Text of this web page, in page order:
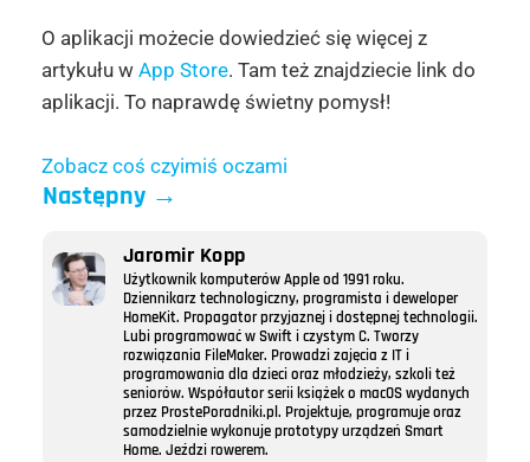
O aplikacji możecie dowiedzieć się więcej z
artykułu w App Store. Tam też znajdziecie link do
aplikacji. To naprawdę świetny pomysł!
Zobacz coś czyimiś oczami
Następny→
Jaromir Kopp
Użytkownik komputerów Apple od 1991 roku.
Dziennikarz technologiczny, programista i deweloper
HomeKit. Propagator przyjaznej i dostępnej technologii.
Lubi programować w Swift i czystym C. Tworzy
rozwiązania FileMaker. Prowadzi zajęcia z IT i
programowania dla dzieci oraz młodzieży, szkoli też
seniorów. Współautor serii książek o macOS wydanych
przez ProstePoradniki.pl. Projektuje, programuje oraz
samodzielnie wykonuje prototypy urządzeń Smart
Home. Jeździ rowerem.